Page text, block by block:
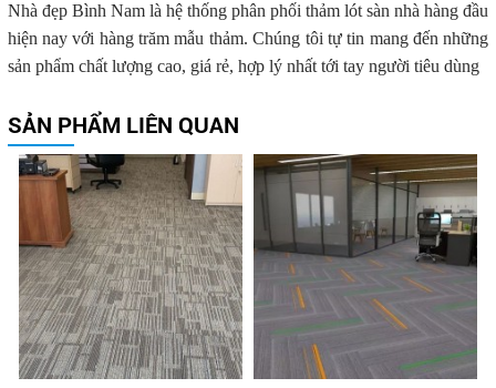
Nhà đẹp Bình Namlà hệ thống phân phối thảm lót sàn nhà hàng đầu
hiện nay với hàng trăm mẫu thảm. Chúng tôi tự tin mang đến những
sản phẩm chất lượng cao, giá rẻ, hợp lý nhất tới tay người tiêu dùng
SẢN PHẨM LIÊN QUAN